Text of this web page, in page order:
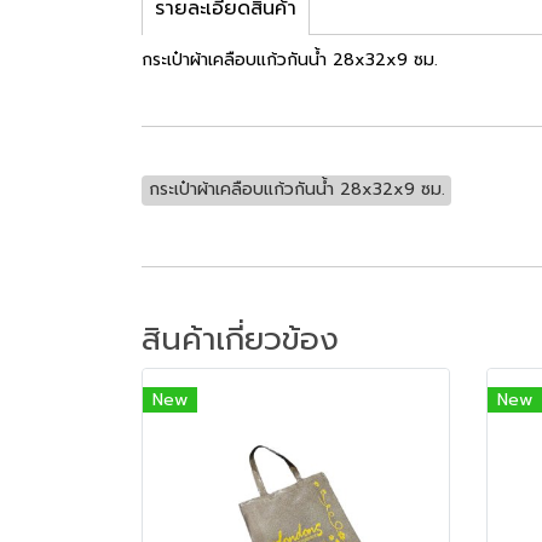
รายละเอียดสินค้า
กระเป๋าผ้าเคลือบแก้วกันน้ำ 28x32x9 ซม.
กระเป๋าผ้าเคลือบแก้วกันน้ำ 28x32x9 ซม.
สินค้าเกี่ยวข้อง
New New